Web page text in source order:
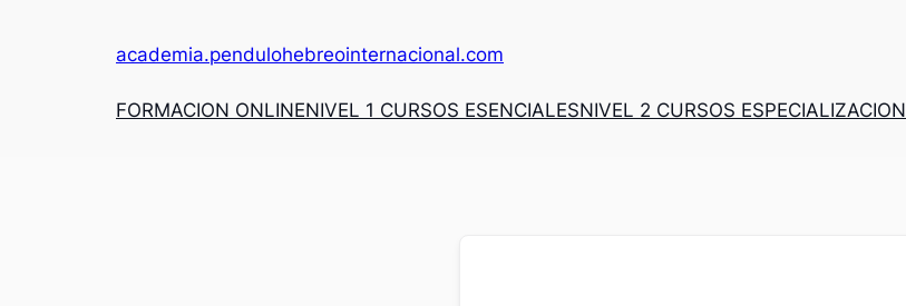
academia.pendulohebreointernacional.com
FORMACION ONLINENIVEL 1 CURSOS ESENCIALESNIVEL 2 CURSOS ESPECIALIZACION